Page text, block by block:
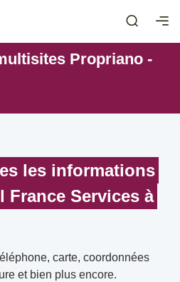
Propriano -
les informations
France Services à
carte, coordonnées
et bien plus encore.